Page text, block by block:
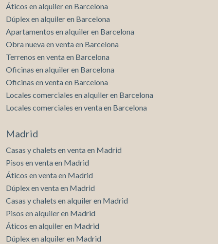
Áticos en alquiler en Barcelona
Dúplex en alquiler en Barcelona
Apartamentos en alquiler en Barcelona
Obra nueva en venta en Barcelona
Terrenos en venta en Barcelona
Oficinas en alquiler en Barcelona
Oficinas en venta en Barcelona
Locales comerciales en alquiler en Barcelona
Locales comerciales en venta en Barcelona
Madrid
Casas y chalets en venta en Madrid
Pisos en venta en Madrid
Áticos en venta en Madrid
Dúplex en venta en Madrid
Casas y chalets en alquiler en Madrid
Pisos en alquiler en Madrid
Áticos en alquiler en Madrid
Dúplex en alquiler en Madrid